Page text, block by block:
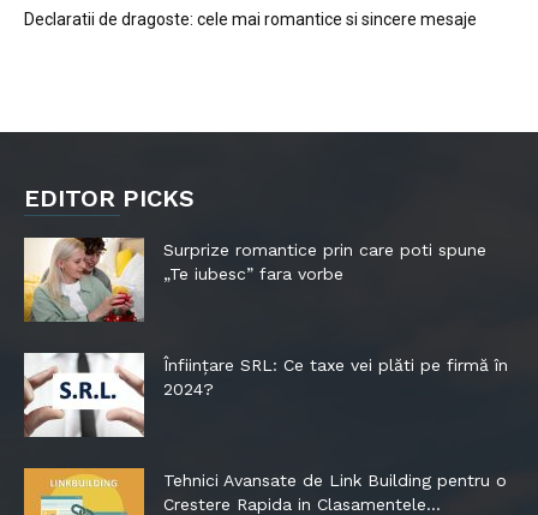
Declaratii de dragoste: cele mai romantice si sincere mesaje
EDITOR PICKS
Surprize romantice prin care poti spune
„Te iubesc” fara vorbe
Înființare SRL: Ce taxe vei plăti pe firmă în
2024?
Tehnici Avansate de Link Building pentru o
Crestere Rapida in Clasamentele...